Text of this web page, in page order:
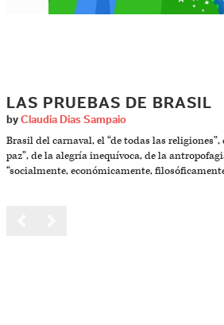
LAS PRUEBAS DE BRASIL
by Claudia Dias Sampaio
Brasil del carnaval, el “de todas las
paz”, de la alegría inequívoca, de la
“socialmente, económicamente,